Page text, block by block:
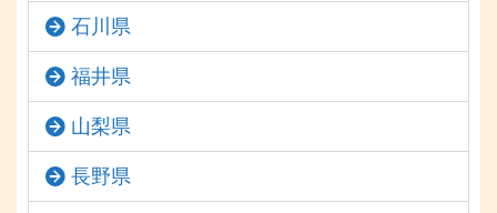
石川県
福井県
山梨県
長野県